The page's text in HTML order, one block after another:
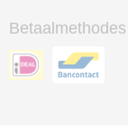
Betaalmethodes